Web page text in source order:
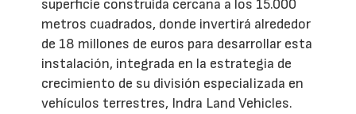
superficie construida cercana a los 15.000
metros cuadrados, donde invertirá alrededor
de 18 millones de euros para desarrollar esta
instalación, integrada en la estrategia de
crecimiento de su división especializada en
vehículos terrestres, Indra Land Vehicles.